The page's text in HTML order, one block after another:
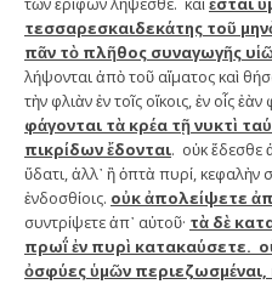
τεσσαρεσκαιδεκάτης τοῦ
πᾶν τὸ πλῆθος συναγωγῆς
λήψονται ἀπὸ τοῦ αἵματος καὶ
τὴν φλιὰν ἐν τοῖς οἴκοις, ἐν οἷς
φάγονται τὰ κρέα τῇ νυκτὶ
πικρίδων ἔδονται. οὐκ ἔδεσθε
ὕδατι, ἀλλ᾿ ἢ ὀπτὰ πυρί, κεφαλὴν
ἐνδοσθίοις. οὐκ ἀπολείψετε
συντρίψετε ἀπ᾿ αὐτοῦ· τὰ δὲ
πρωΐ ἐν πυρὶ κατακαύσετε.
ὀσφύες ὑμῶν περιεζωσμέναι,